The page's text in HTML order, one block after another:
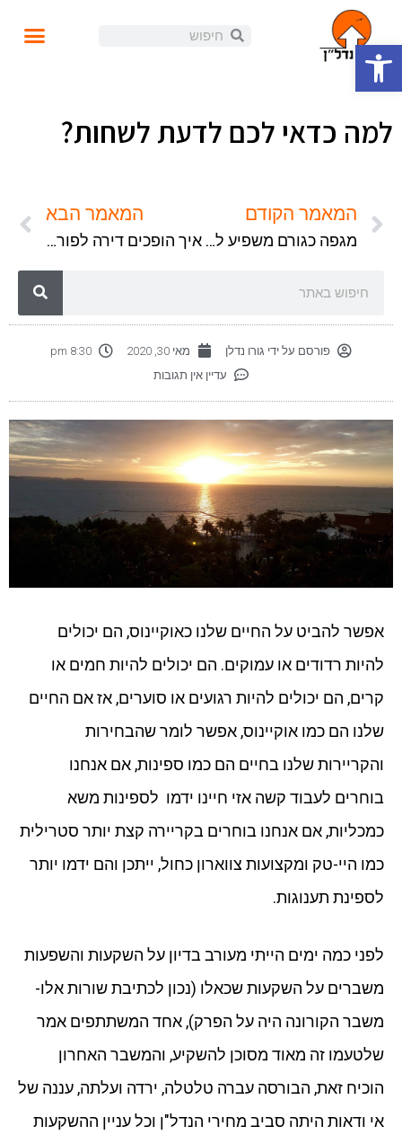
למה כדאי לכם לדעת לשחות?
המאמר הקודם
מגפה כגורם משפיע לשינוי בתפיסת המציאות
המאמר הבא
איך הופכים דירה לפורטפוליו?
פורסם על ידי גורו נדלן מאי 30, 2020
8:30 pm
עדיין אין תגובות
אפשר להביט על החיים שלנו כאוקיינוס, הם יכולים
להיות רדודים או עמוקים. הם יכולים להיות חמים או
קרים, הם יכולים להיות רגועים או סוערים, אז אם החיים
שלנו הם כמו אוקיינוס, אפשר לומר שהבחירות
והקריירות שלנו בחיים הם כמו ספינות, אם אנחנו
בוחרים לעבוד קשה אזי חיינו ידמו לספינות משא
כמכליות, אם אנחנו בוחרים בקריירה קצת יותר סטרילית
כמו היי-טק ומקצועות צווארון כחול, ייתכן והם ידמו יותר
לספינת תענוגות.
לפני כמה ימים הייתי מעורב בדיון על השקעות והשפעות
משברים על השקעות שכאלו (נכון לכתיבת שורות אלו-
משבר הקורונה היה על הפרק), אחד המשתתפים אמר
שלטעמו זה מאוד מסוכן להשקיע, והמשבר האחרון
הוכיח זאת, הבורסה עברה טלטלה, ירדה ועלתה, עננה של
אי ודאות היתה סביב מחירי הנדל"ן וכל עניין ההשקעות
פתח סרגל נגישות